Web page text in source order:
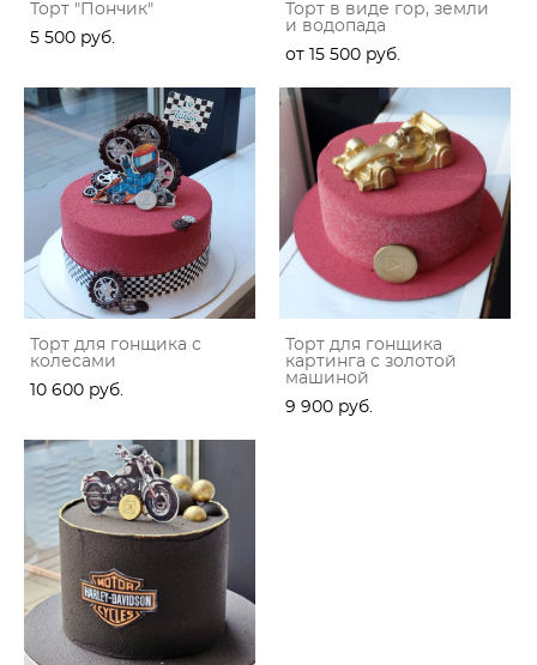
Торт "Пончик"
5 500 pуб.
Торт в виде гор, земли
и водопада
от 15 500 pуб.
Торт для гонщика с
колесами
10 600 pуб.
Торт для гонщика
картинга с золотой
машиной
9 900 pуб.